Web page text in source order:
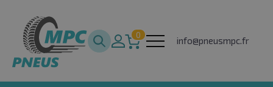
0
info@pneusmpc.fr